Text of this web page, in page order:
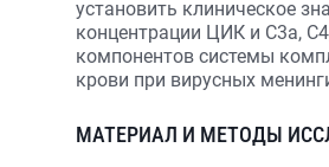
установить клиническое
концентрации ЦИК и С3а,
компонентов системы
крови при вирусных
МАТЕРИАЛ И МЕТОДЫ